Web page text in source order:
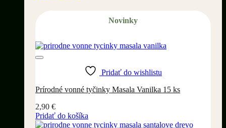
Novinky
Pridať do wishlistu
Prírodné vonné tyčinky Masala Vanilka 15 ks
2,90 €
Pridať do košíka